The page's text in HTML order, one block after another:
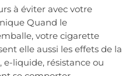
à éviter avec votre
Quand le
votre cigarette
elle aussi les effets de la
e-liquide, résistance ou